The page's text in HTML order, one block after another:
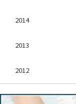
2014
2013
2012